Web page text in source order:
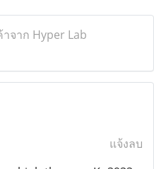
จาก Hyper Lab
แจ้งลบ